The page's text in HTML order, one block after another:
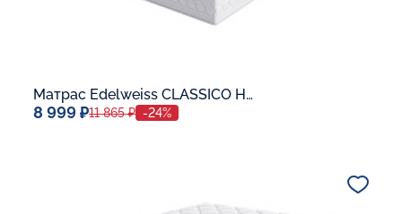
Матрас Edelweiss CLASSICO H-10
8 999 ₽11 865 ₽ -24%